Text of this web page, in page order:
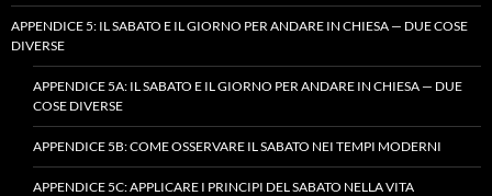
APPENDICE 5: IL SABATO E IL GIORNO PER ANDARE IN CHIESA — DUE COSE
DIVERSE
APPENDICE 5A: IL SABATO E IL GIORNO PER ANDARE IN CHIESA — DUE
COSE DIVERSE
APPENDICE 5B: COME OSSERVARE IL SABATO NEI TEMPI MODERNI
APPENDICE 5C: APPLICARE I PRINCIPI DEL SABATO NELLA VITA